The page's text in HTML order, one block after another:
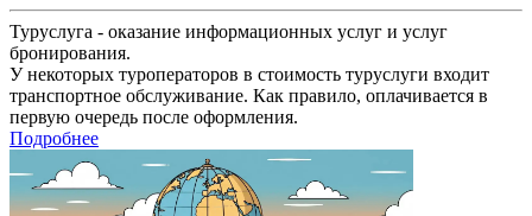
Туруслуга - оказание информационных услуг и услуг
бронирования.
У некоторых туроператоров в стоимость туруслуги входит
транспортное обслуживание. Как правило, оплачивается в
первую очередь после оформления.
Подробнее